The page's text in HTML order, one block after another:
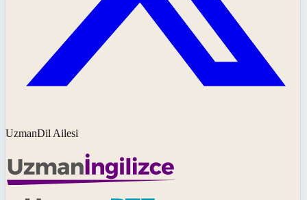
UzmanDil Ailesi